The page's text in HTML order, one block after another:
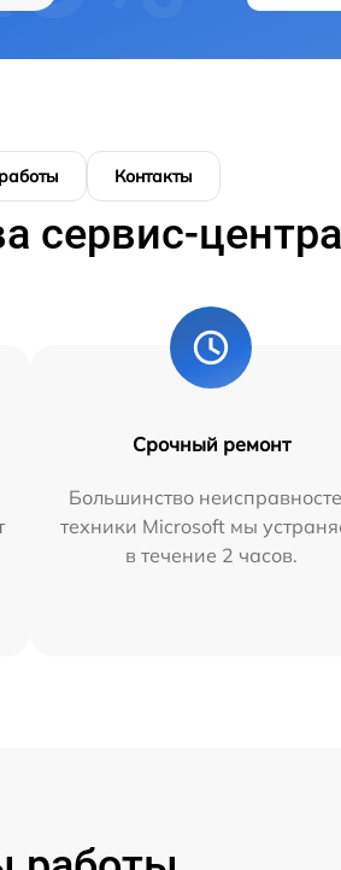
Контакты
сервис-центра
Срочный ремонт
Большинство
техники Microsoft мы
в течение 2 часов.